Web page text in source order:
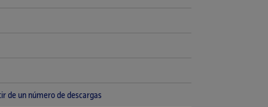
de un número de descargas